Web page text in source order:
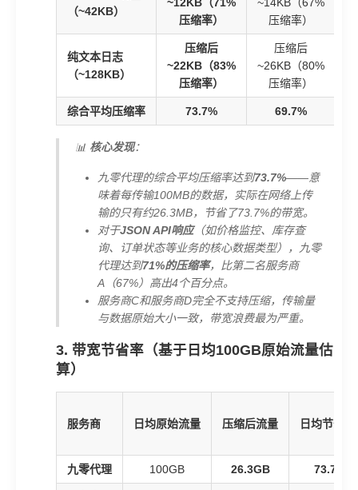
（~42KB）
压缩率）
压缩率）
纯文本日志
（~128KB）
压缩后
~22KB（83%
压缩率）
压缩后
~26KB（80%
压缩率）
综合平均压缩率 73.7% 69.7%
📊 核心发现：
九零代理的综合平均压缩率达到73.7%——意
味着每传输100MB的数据，实际在网络上传
输的只有约26.3MB，节省了73.7%的带宽。
对于JSON API响应（如价格监控、库存查
询、订单状态等业务的核心数据类型），九零
代理达到71%的压缩率，比第二名服务商
A（67%）高出4个百分点。
服务商C和服务商D完全不支持压缩，传输量
与数据原始大小一致，带宽浪费最为严重。
3. 带宽节省率（基于日均100GB原始流量估
算）
服务商 日均原始流量 压缩后流量 日均节省
九零代理 100GB 26.3GB 73.7GB